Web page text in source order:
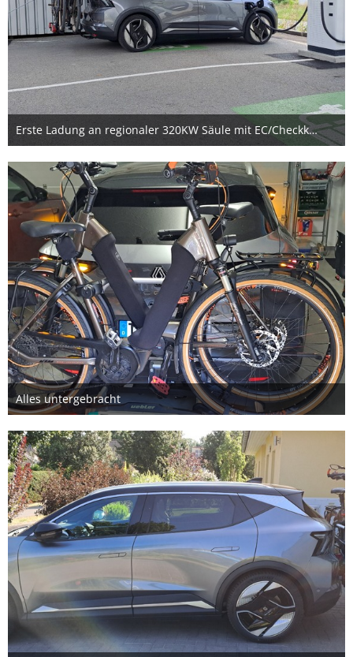
Erste Ladung an regionaler 320KW Säule mit EC/Checkkarte
2. September 2024
1
Alles untergebracht
30. August 2024
2